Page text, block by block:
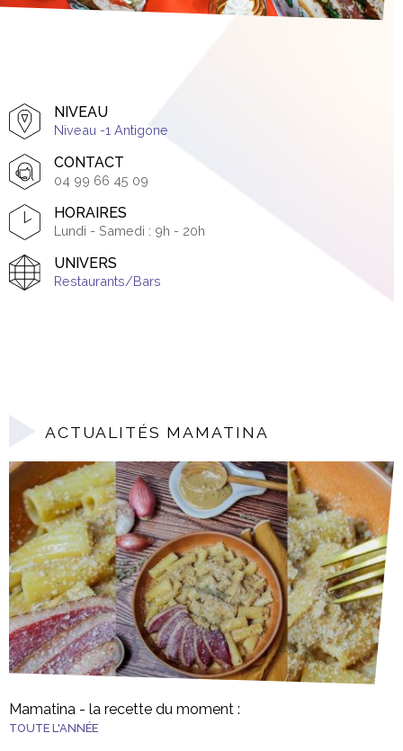
NIVEAU
Niveau -1 Antigone
CONTACT
04 99 66 45 09
HORAIRES
Lundi - Samedi : 9h - 20h
UNIVERS
Restaurants/Bars
ACTUALITÉS MAMATINA
Mamatina - la recette du moment :
TOUTE L'ANNÉE